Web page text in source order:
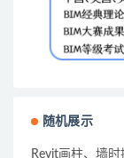
随机展示
Revit画柱、墙